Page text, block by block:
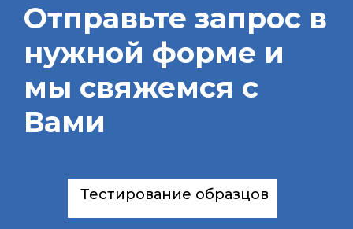
Отправьте запрос в
нужной форме и
мы свяжемся с
Вами
Тестирование образцов